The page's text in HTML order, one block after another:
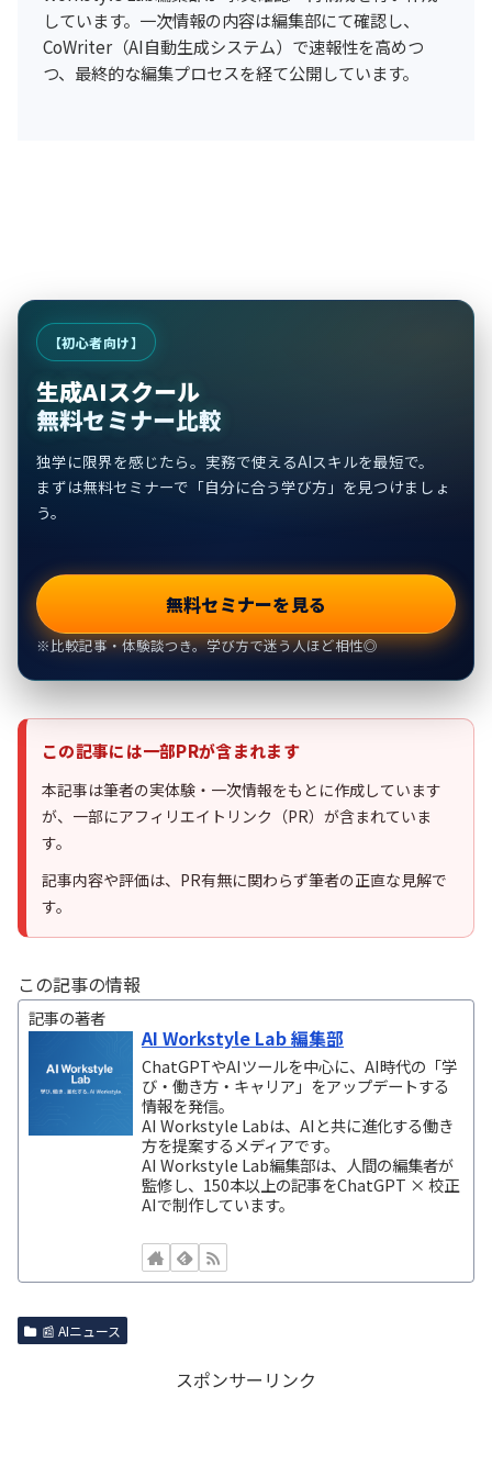
しています。一次情報の内容は編集部にて確認し、
CoWriter（AI自動生成システム）で速報性を高めつ
つ、最終的な編集プロセスを経て公開しています。
【初心者向け】
生成AIスクール
無料セミナー比較
独学に限界を感じたら。実務で使えるAIスキルを最短で。
まずは無料セミナーで「自分に合う学び方」を見つけましょ
う。
無料セミナーを見る
※比較記事・体験談つき。学び方で迷う人ほど相性◎
この記事には一部PRが含まれます
本記事は筆者の実体験・一次情報をもとに作成しています
が、一部にアフィリエイトリンク（PR）が含まれていま
す。
記事内容や評価は、PR有無に関わらず筆者の正直な見解で
す。
この記事の情報
記事の著者
AI Workstyle Lab 編集部
ChatGPTやAIツールを中心に、AI時代の「学
び・働き方・キャリア」をアップデートする
情報を発信。
AI Workstyle Labは、AIと共に進化する働き
方を提案するメディアです。
AI Workstyle Lab編集部は、人間の編集者が
監修し、150本以上の記事をChatGPT × 校正
AIで制作しています。
📰 AIニュース
スポンサーリンク